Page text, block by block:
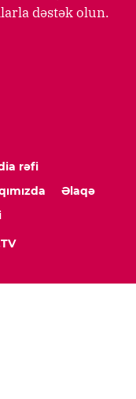
dəstək olun.
rəfi
Əlaqə